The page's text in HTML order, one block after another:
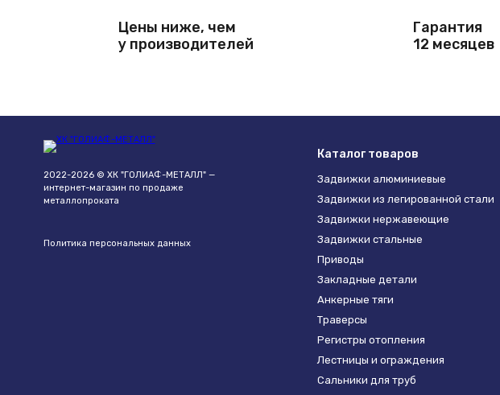
Цены ниже, чем
у производителей
Гарантия
12 месяцев
2022-2026 © ХК "ГОЛИАФ-МЕТАЛЛ" —
интернет-магазин по продаже
металлопроката
Политика персональных данных
Каталог товаров
Задвижки алюминиевые
Задвижки из легированной стали
Задвижки нержавеющие
Задвижки стальные
Приводы
Закладные детали
Анкерные тяги
Траверсы
Регистры отопления
Лестницы и ограждения
Сальники для труб